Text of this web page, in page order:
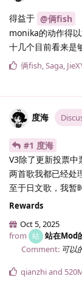
得益于 @俩fish
monika的动作得
十几个目前看来是
俩fish,Saga,
度海
#1 度海
V3除了更新投票中
两首歌我都已经处
至于日文歌，我暂
Rewards
Oct 5, 2025
from 站 站在Mod
Comment: 可以
qianzhiand